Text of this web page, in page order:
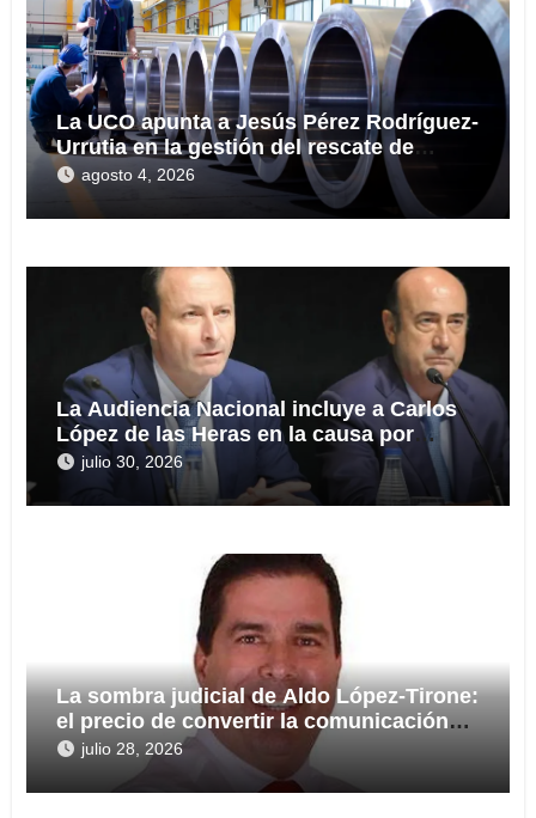
La UCO apunta a Jesús Pérez Rodríguez-
Urrutia en la gestión del rescate de
Tubos Reunidos
agosto 4, 2026
La Audiencia Nacional incluye a Carlos
López de las Heras en la causa por
presuntas irregularidades en el rescate
de 112,8 millones a Tubos Reunidos
julio 30, 2026
La sombra judicial de Aldo López-Tirone:
el precio de convertir la comunicación
en arma
julio 28, 2026